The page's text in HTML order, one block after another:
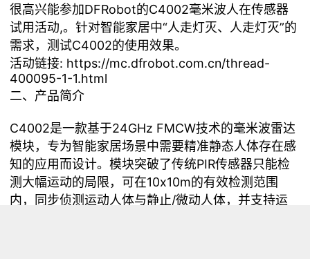
很高兴能参加DFRobot的C4002毫米波人在传感器
试用活动,。针对智能家居中“人走灯灭、人走灯灭”的
需求，测试C4002的使用效果。
活动链接: https://mc.dfrobot.com.cn/thread-
400095-1-1.html
二、产品简介
C4002是一款基于24GHz FMCW技术的毫米波雷达
模块，专为智能家居场景中需要精准静态人体存在感
知的应用而设计。模块突破了传统PIR传感器只能检
测大幅运动的局限，可在10x10m的有效检测范围
内，同步侦测运动人体与静止/微动人体，并支持运